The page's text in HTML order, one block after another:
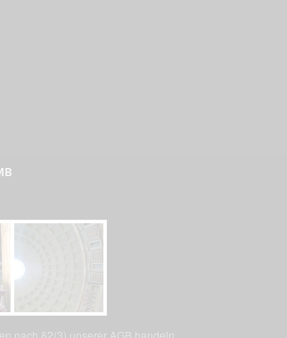
nach §2(3) unserer AGB handeln.